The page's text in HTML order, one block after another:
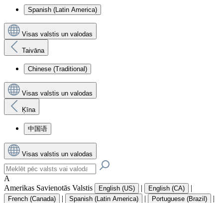
Spanish (Latin America)
Visas valstis un valodas
Taivāna
Chinese (Traditional)
Visas valstis un valodas
Ķīna
中国语
Visas valstis un valodas
A
Amerikas Savienotās Valstis
English (US) | English (CA) |
French (Canada) | Spanish (Latin America) | Portuguese (Brazil) |